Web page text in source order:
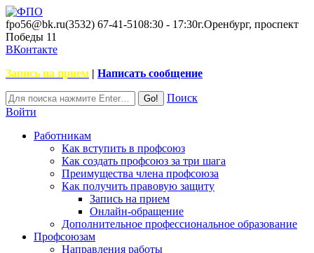
fpo56@bk.ru(3532) 67-41-5108:30 - 17:30г.Оренбург, проспект
Победы 11
ВКонтакте
Запись на прием | Написать сообщение
Поиск
Войти
Работникам
Как вступить в профсоюз
Как создать профсоюз за три шага
Преимущества члена профсоюза
Как получить правовую защиту
Запись на прием
Онлайн-обращение
Дополнительное профессиональное образование
Профсоюзам
Направления работы